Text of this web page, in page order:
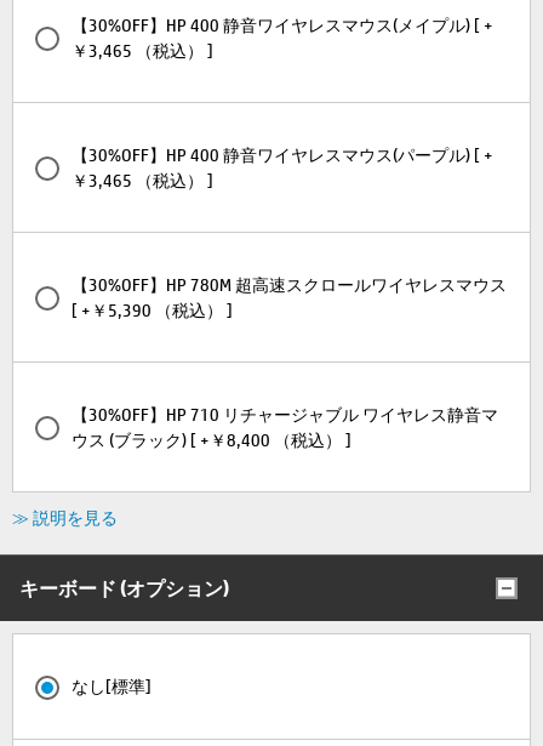
【30%OFF】HP 400 静音ワイヤレスマウス(メイプル) [ +
￥3,465 （税込） ]
【30%OFF】HP 400 静音ワイヤレスマウス(パープル) [ +
￥3,465 （税込） ]
【30%OFF】HP 780M 超高速スクロールワイヤレスマウス
[ +￥5,390 （税込） ]
【30%OFF】HP 710 リチャージャブル ワイヤレス静音マ
ウス (ブラック) [ +￥8,400 （税込） ]
≫ 説明を見る
キーボード (オプション)
なし[標準]